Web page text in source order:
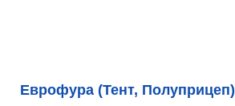
Еврофура (Тент, Полуприцеп)